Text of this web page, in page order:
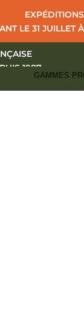
LE 31 JUILLET
1987
GAMMES